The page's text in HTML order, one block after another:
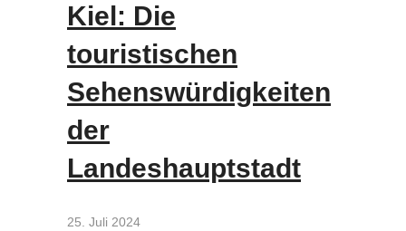
Kiel: Die
touristischen
Sehenswürdigkeiten
der
Landeshauptstadt
25. Juli 2024